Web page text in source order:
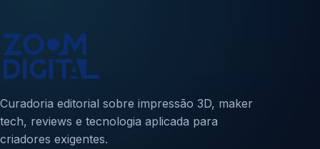
Curadoria editorial sobre impressão 3D, maker
tech, reviews e tecnologia aplicada para
criadores exigentes.